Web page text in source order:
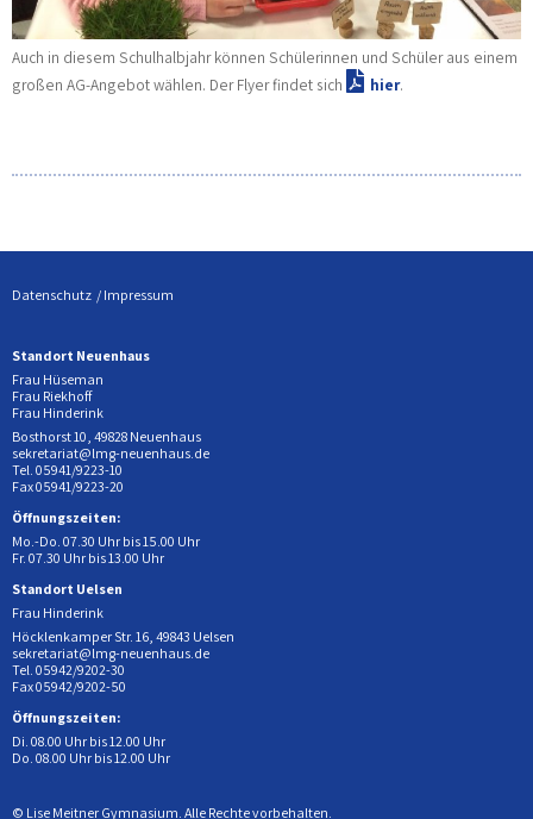
Auch in diesem Schulhalbjahr können Schülerinnen und Schüler aus einem
großen AG-Angebot wählen. Der Flyer findet sich
hier.
Datenschutz Impressum
Standort Neuenhaus
Frau Hüseman
Frau Riekhoff
Frau Hinderink
Bosthorst 10, 49828 Neuenhaus
sekretariat@lmg-neuenhaus.de
Tel. 05941/9223-10
Fax 05941/9223-20
Öffnungszeiten:
Mo.-Do. 07.30 Uhr bis 15.00 Uhr
Fr. 07.30 Uhr bis 13.00 Uhr
Standort Uelsen
Frau Hinderink
Höcklenkamper Str. 16, 49843 Uelsen
sekretariat@lmg-neuenhaus.de
Tel. 05942/9202-30
Fax 05942/9202-50
Öffnungszeiten:
Di. 08.00 Uhr bis 12.00 Uhr
Do. 08.00 Uhr bis 12.00 Uhr
© Lise Meitner Gymnasium. Alle Rechte vorbehalten.